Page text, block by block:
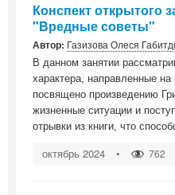
Конспект открытого
"Вредные советы"
Автор: Газизова Олеся
В данном занятии
характера, направленные
посвящено произведению
жизненные ситуации и
отрывки из книги, что
октябрь 2024 • 762